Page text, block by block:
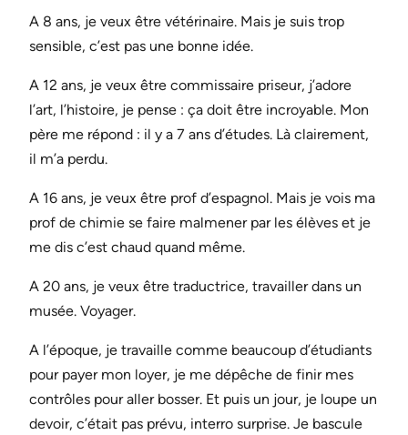
A 8 ans, je veux être vétérinaire. Mais je suis trop
sensible, c’est pas une bonne idée.
A 12 ans, je veux être commissaire priseur, j’adore
l’art, l’histoire, je pense : ça doit être incroyable. Mon
père me répond : il y a 7 ans d’études. Là clairement,
il m’a perdu.
A 16 ans, je veux être prof d’espagnol. Mais je vois ma
prof de chimie se faire malmener par les élèves et je
me dis c’est chaud quand même.
A 20 ans, je veux être traductrice, travailler dans un
musée. Voyager.
A l’époque, je travaille comme beaucoup d’étudiants
pour payer mon loyer, je me dépêche de finir mes
contrôles pour aller bosser. Et puis un jour, je loupe un
devoir, c’était pas prévu, interro surprise. Je bascule